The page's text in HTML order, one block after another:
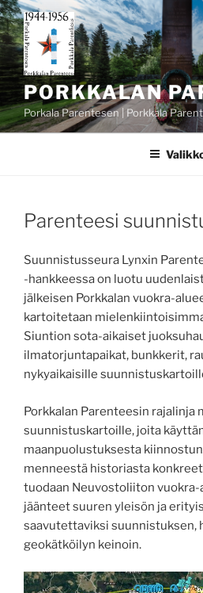
Siirry
sisältöön
PORKKALAN
Porkala Parentesen | Porkkala
JULKAISTU
Parenteesi
Suunnistusseura Lynxin
-hankkeessa on luotu
jälkeisen Porkkalan vuokra-
kartoitetaan
Siuntion sota-aikaiset
ilmatorjuntapaikat, bunkkerit,
nykyaikaisille
Porkkalan Parenteesin rajalinja
suunnistuskartoille, joita
maanpuolustuksesta
menneestä historiasta
tuodaan Neuvostoliiton
jäänteet suuren yleisön ja
saavutettaviksi suunnistuksen,
geokätköilyn keinoin.